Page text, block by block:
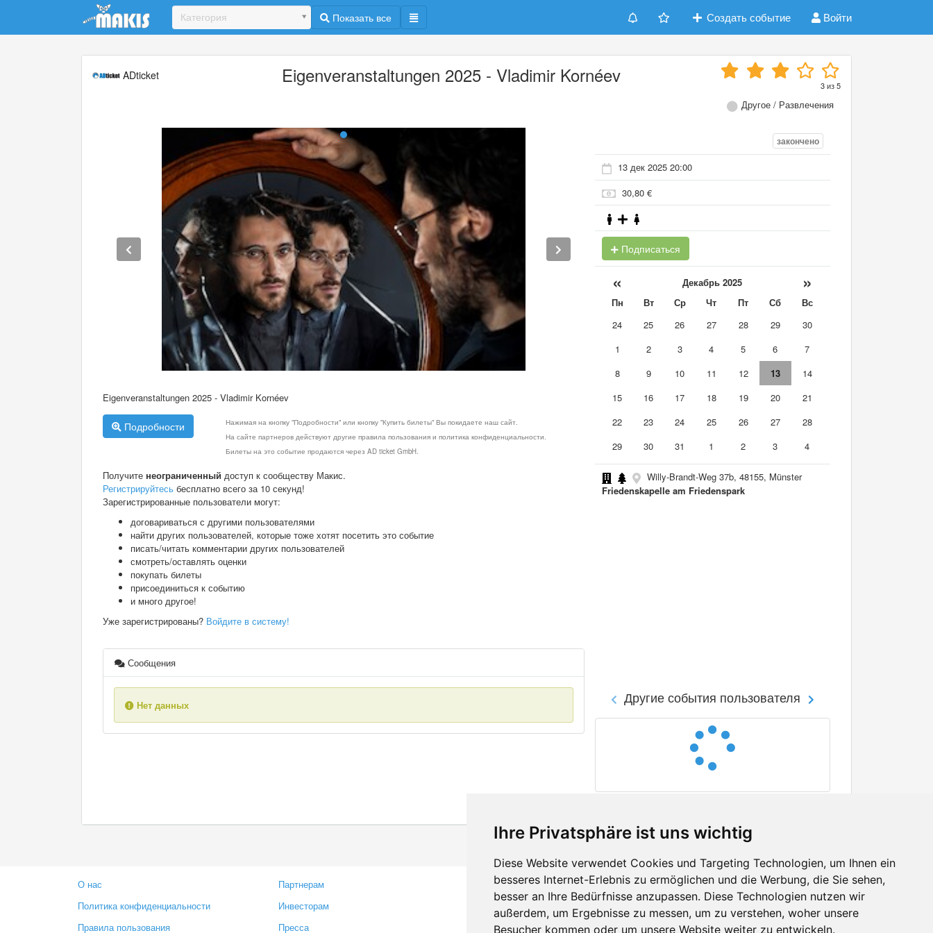
Ihre Privatsphäre ist uns wichtig
Diese Website verwendet Cookies und Targeting Technologien, um Ihnen ein
besseres Internet-Erlebnis zu ermöglichen und die Werbung, die Sie sehen,
besser an Ihre Bedürfnisse anzupassen. Diese Technologien nutzen wir
außerdem, um Ergebnisse zu messen, um zu verstehen, woher unsere
Besucher kommen oder um unsere Website weiter zu entwickeln.
Update cookies preferences
Категория Показать все Создать событие Войти
ADticket Eigenveranstaltungen 2025 - Vladimir Kornéev 3из5
Другое / Развлечения
Eigenveranstaltungen 2025 - Vladimir Kornéev
Подробности
Нажимая на кнопку "Подробности" или кнопку "Купить билеты" Вы покидаете наш сайт.
На сайте партнеров действуют другие правила пользования и политика конфиденциальности.
Билеты на это событие продаются через AD ticket GmbH.
Получите неограниченный доступ к сообществу Макис.
Регистрируйтесь бесплатно всего за 10 секунд!
Зарегистрированные пользователи могут:
договариваться с другими пользователями
найти других пользователей, которые тоже хотят посетить это событие
писать/читать комментарии других пользователей
смотреть/оставлять оценки
покупать билеты
присоединиться к событию
и много другое!
Уже зарегистрированы? Войдите в систему!
Сообщения
Нет данных
закончено
13 дек 2025 20:00
30,80 €
Подписаться
« Декабрь 2025 »
Пн Вт Ср Чт Пт Сб
Вс
24
25 26 27 28 29
30
1
2 3 4 5 6
7
8
9 10 11 12 13
14
15
16 17 18 19 20
21
22
23 24 25 26 27
28
29
30 31 1 2 3 4
Willy-Brandt-Weg 37b, 48155, Münster
Friedenskapelle am Friedenspark
Другие события пользователя
О нас
Политика конфиденциальности
Правила пользования
Партнерам
Инвесторам
Пресса
Контакты
Оставить отзыв
Сообщить об ошибке
Facebook
Twitter
YouTube